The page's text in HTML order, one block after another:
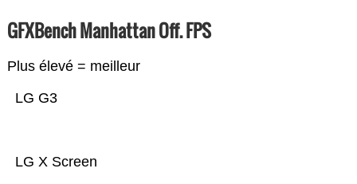
GFXBench Manhattan Off. FPS
Plus élevé = meilleur
LG X Screen
LG G3